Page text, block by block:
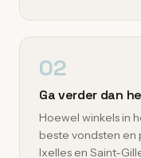
02
Ga verder dan
Hoewel winkels in
beste vondsten en
Ixelles en Saint-